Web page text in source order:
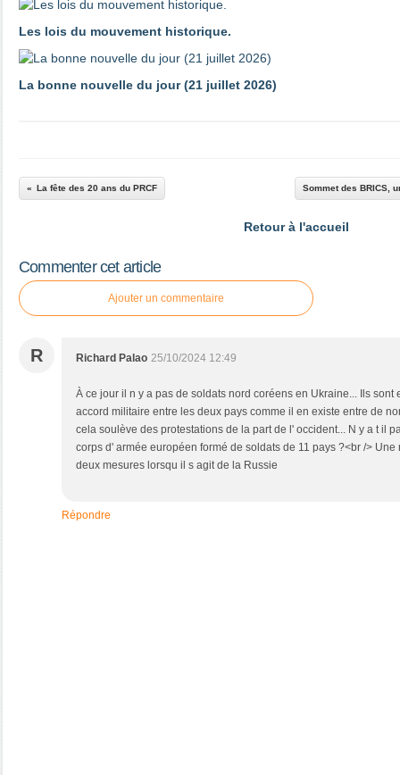
Les lois du mouvement historique.
La bonne nouvelle du jour (21 juillet 2026)
La fête des 20 ans du PRCF Sommet des BRICS,
Retour à l'accueil
Commenter cet article
Ajouter un commentaire
R Richard Palao 25/10/2024 12:49
À ce jour il n y a pas de soldats nord coréens en Ukraine... Ils sont
accord militaire entre les deux pays comme il en existe entre de
cela soulève des protestations de la part de l' occident... N y a t il
corps d' armée européen formé de soldats de 11 pays ?<br />
deux mesures lorsqu il s agit de la Russie
Répondre